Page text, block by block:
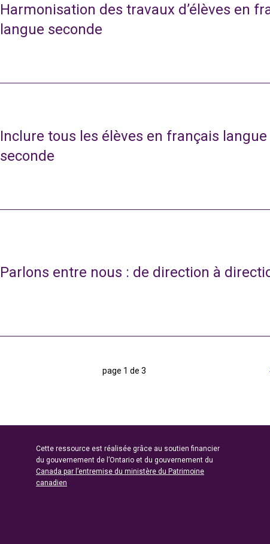
Harmonisation des travaux d’élèves en
langue seconde
Inclure tous les élèves en français langue
seconde
Parlons entre nous : de direction à
page 1 de 3
Cette ressource est réalisée grâce au soutien financier
du gouvernement de l’Ontario et du gouvernement du
Canada par l’entremise du ministère du Patrimoine
canadien